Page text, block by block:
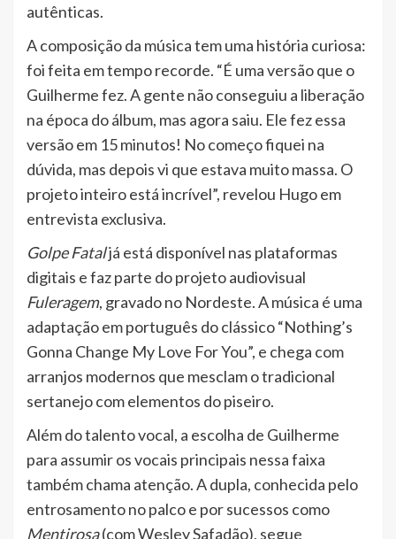
autênticas.
A composição da música tem uma história curiosa:
foi feita em tempo recorde. “É uma versão que o
Guilherme fez. A gente não conseguiu a liberação
na época do álbum, mas agora saiu. Ele fez essa
versão em 15 minutos! No começo fiquei na
dúvida, mas depois vi que estava muito massa. O
projeto inteiro está incrível”, revelou Hugo em
entrevista exclusiva.
Golpe Fataljá está disponível nas plataformas
digitais e faz parte do projeto audiovisual
Fuleragem, gravado no Nordeste. A música é uma
adaptação em português do clássico “Nothing’s
Gonna Change My Love For You”, e chega com
arranjos modernos que mesclam o tradicional
sertanejo com elementos do piseiro.
Além do talento vocal, a escolha de Guilherme
para assumir os vocais principais nessa faixa
também chama atenção. A dupla, conhecida pelo
entrosamento no palco e por sucessos como
Mentirosa(com Wesley Safadão), segue